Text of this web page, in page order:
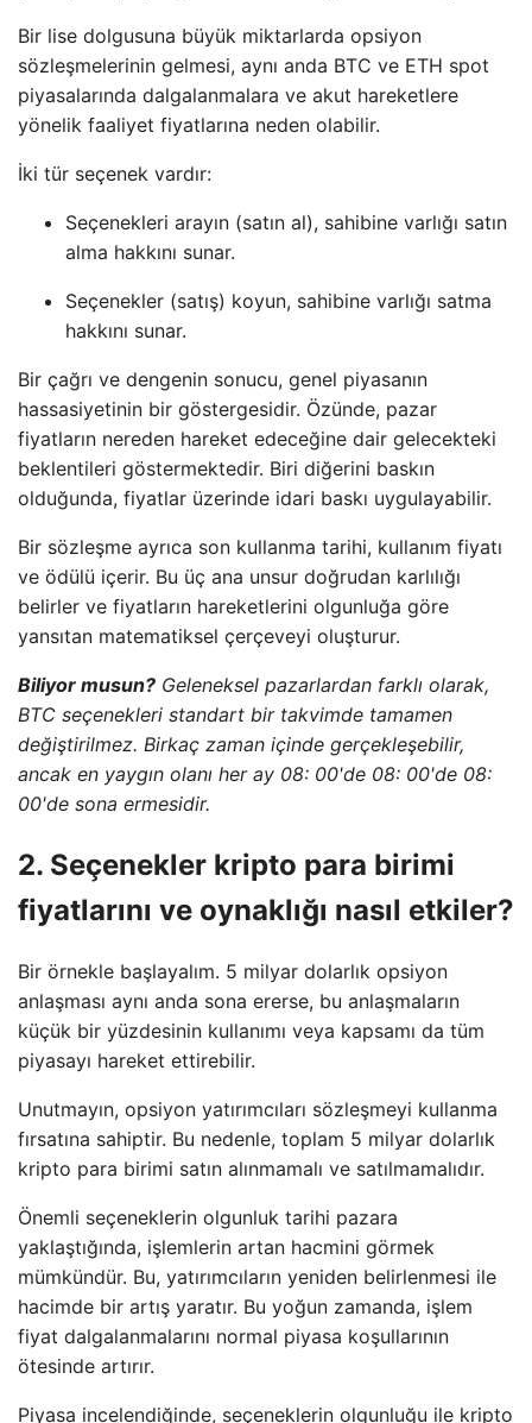
Bir lise dolgusuna büyük miktarlarda opsiyon
sözleşmelerinin gelmesi, aynı anda BTC ve ETH spot
piyasalarında dalgalanmalara ve akut hareketlere
yönelik faaliyet fiyatlarına neden olabilir.
İki tür seçenek vardır:
Seçenekleri arayın (satın al), sahibine varlığı satın
alma hakkını sunar.
Seçenekler (satış) koyun, sahibine varlığı satma
hakkını sunar.
Bir çağrı ve dengenin sonucu, genel piyasanın
hassasiyetinin bir göstergesidir. Özünde, pazar
fiyatların nereden hareket edeceğine dair gelecekteki
beklentileri göstermektedir. Biri diğerini baskın
olduğunda, fiyatlar üzerinde idari baskı uygulayabilir.
Bir sözleşme ayrıca son kullanma tarihi, kullanım fiyatı
ve ödülü içerir. Bu üç ana unsur doğrudan karlılığı
belirler ve fiyatların hareketlerini olgunluğa göre
yansıtan matematiksel çerçeveyi oluşturur.
Biliyor musun? Geleneksel pazarlardan farklı olarak,
BTC seçenekleri standart bir takvimde tamamen
değiştirilmez. Birkaç zaman içinde gerçekleşebilir,
ancak en yaygın olanı her ay 08: 00'de 08: 00'de 08:
00'de sona ermesidir.
2. Seçenekler kripto para birimi
fiyatlarını ve oynaklığı nasıl etkiler?
Bir örnekle başlayalım. 5 milyar dolarlık opsiyon
anlaşması aynı anda sona ererse, bu anlaşmaların
küçük bir yüzdesinin kullanımı veya kapsamı da tüm
piyasayı hareket ettirebilir.
Unutmayın, opsiyon yatırımcıları sözleşmeyi kullanma
fırsatına sahiptir. Bu nedenle, toplam 5 milyar dolarlık
kripto para birimi satın alınmamalı ve satılmamalıdır.
Önemli seçeneklerin olgunluk tarihi pazara
yaklaştığında, işlemlerin artan hacmini görmek
mümkündür. Bu, yatırımcıların yeniden belirlenmesi ile
hacimde bir artış yaratır. Bu yoğun zamanda, işlem
fiyat dalgalanmalarını normal piyasa koşullarının
ötesinde artırır.
Piyasa incelendiğinde, seçeneklerin olgunluğu ile kripto